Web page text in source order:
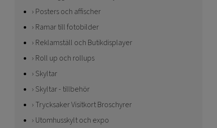
Posters och affischer
Ramar till fotobilder
Reklamställ och Butikdisplayer
Roll up och rollups
Skyltar
Skyltar - tillbehör
Trycksaker Visitkort Broschyrer
Utomhusskylt och expo